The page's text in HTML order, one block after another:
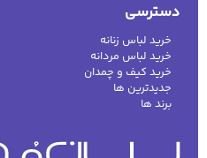
دسترسی
خرید لباس زنانه
خرید لباس مردانه
خرید کیف و چمدان
جدیدترین ها
برند ها